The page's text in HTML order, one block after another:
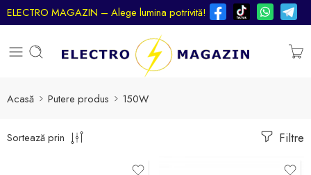
ELECTRO MAGAZIN – Alege lumina potrivită!
Acasă Putere produs 150W
Filtre
Sortează prin